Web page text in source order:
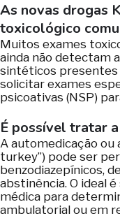
As novas drogas
toxicológico
Muitos exames
ainda não detectam
sintéticos presentes
solicitar exames
psicoativas (NSP)
É possível tratar
A automedicação ou
turkey”) pode ser
benzodiazepínicos,
abstinência. O ideal
médica para
ambulatorial ou em